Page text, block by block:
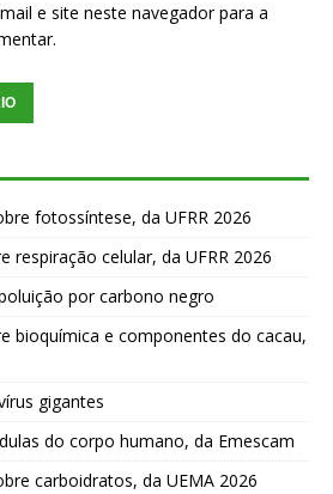
e site neste navegador para a
fotossíntese, da UFRR 2026
respiração celular, da UFRR 2026
por carbono negro
bioquímica e componentes do cacau,
gigantes
do corpo humano, da Emescam
carboidratos, da UEMA 2026